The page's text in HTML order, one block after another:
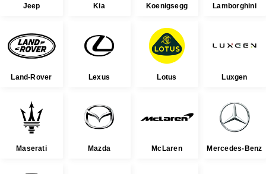
Jeep Kia Koenigsegg Lamborghini
Land-Rover Lexus Lotus Luxgen
Maserati Mazda McLaren Mercedes-Benz